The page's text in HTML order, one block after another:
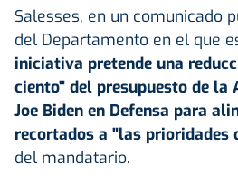
Salesses, en un comunicado
del Departamento en el que
iniciativa pretende una
ciento" del presupuesto de la
Joe Biden en Defensa para
recortados a "las prioridades
del mandatario.